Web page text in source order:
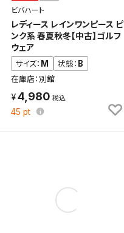
ビバハート
レディース レインワンピース ピ
ンク系 春夏秋冬【中古】ゴルフ
ウェア
サイズ： M 状態： B
在庫店：別館
4,980
45 pt